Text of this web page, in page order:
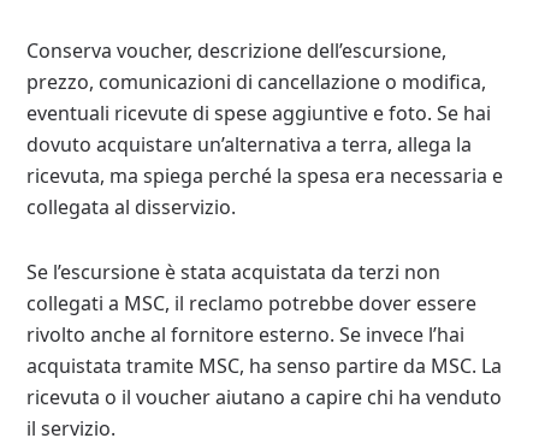
Conserva voucher, descrizione dell’escursione,
prezzo, comunicazioni di cancellazione o modifica,
eventuali ricevute di spese aggiuntive e foto. Se hai
dovuto acquistare un’alternativa a terra, allega la
ricevuta, ma spiega perché la spesa era necessaria e
collegata al disservizio.
Se l’escursione è stata acquistata da terzi non
collegati a MSC, il reclamo potrebbe dover essere
rivolto anche al fornitore esterno. Se invece l’hai
acquistata tramite MSC, ha senso partire da MSC. La
ricevuta o il voucher aiutano a capire chi ha venduto
il servizio.